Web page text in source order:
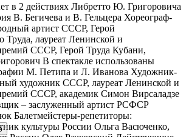
в 2 действиях Либретто Ю. Григоровича
В. Бегичева и В. Гельцера Хореограф-
артист СССР, Герой
Труда, лауреат Ленинской и
СССР, Герой Труда Кубани,
В спектакле использованы
М. Петипа и Л. Иванова Художник-
художник СССР, лауреат Ленинской и
СССР, академик Симон Вирсаладзе
– заслуженный артист РСФСР
Балетмейстеры-репетиторы:
культуры России Ольга Васюченко,